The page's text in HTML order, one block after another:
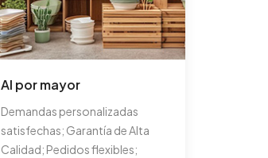
Al por mayor
Demandas personalizadas
satisfechas; Garantía de Alta
Calidad; Pedidos flexibles;